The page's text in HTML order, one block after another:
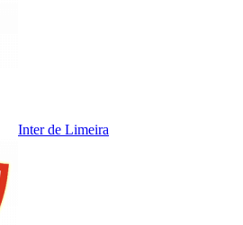
Inter de Limeira